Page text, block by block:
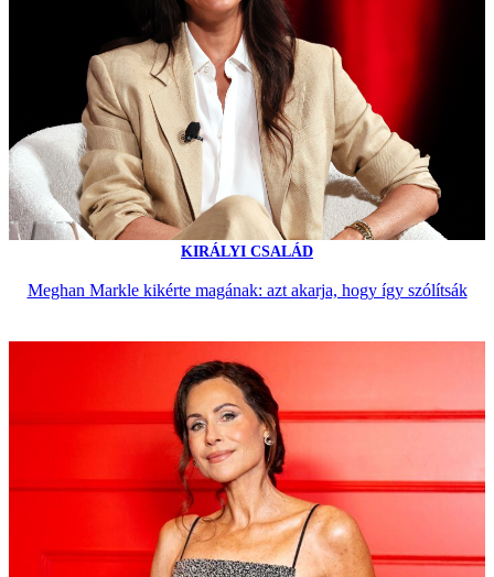
KIRÁLYI CSALÁD
Meghan Markle kikérte magának: azt akarja, hogy így szólítsák